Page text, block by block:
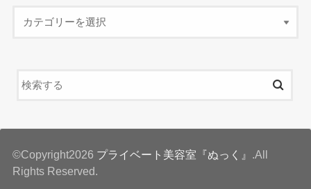
©Copyright2026 プライベート美容室『ぬっく』 .All
Rights Reserved.